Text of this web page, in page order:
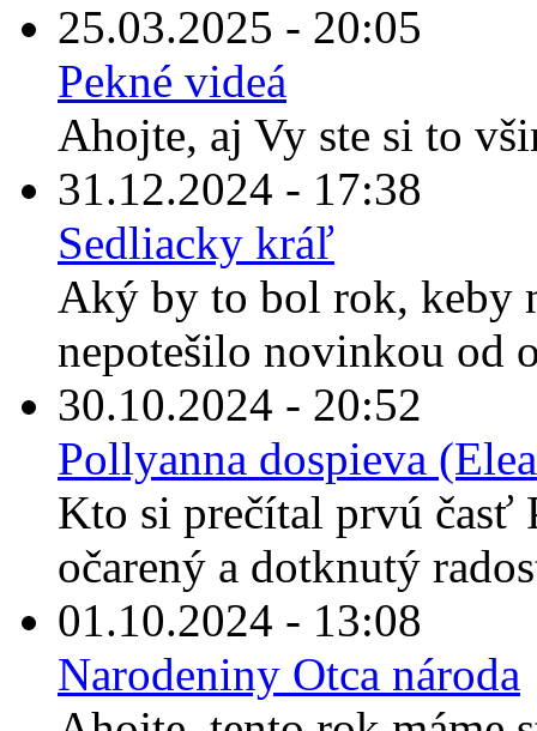
25.03.2025 - 20:05
Pekné videá
Ahojte, aj Vy ste si to
31.12.2024 - 17:38
Sedliacky kráľ
Aký by to bol rok, keby
nepotešilo novinkou od
30.10.2024 - 20:52
Pollyanna dospieva
Kto si prečítal prvú časť
očarený a dotknutý
01.10.2024 - 13:08
Narodeniny Otca národa